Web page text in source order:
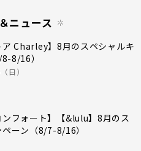
ニュース
ア Charley】8月のスペシャルキ
8/16）
日）
ンフォート】【&lulu】8月のス
ーン（8/7-8/16）